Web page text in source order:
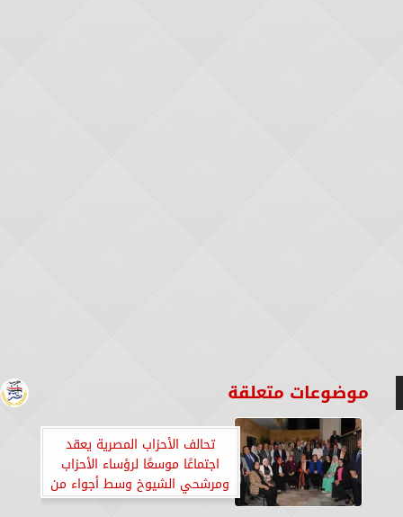
موضوعات متعلقة
تحالف الأحزاب المصرية يعقد
اجتماعًا موسعًا لرؤساء الأحزاب
ومرشحي الشيوخ وسط أجواء من
الحب والتفاؤل